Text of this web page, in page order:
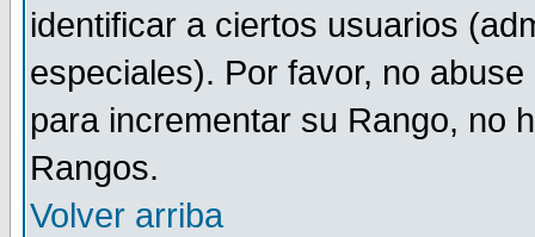
identificar a ciertos usuarios
especiales). Por favor, no
para incrementar su Rango, no
Rangos.
Volver arriba